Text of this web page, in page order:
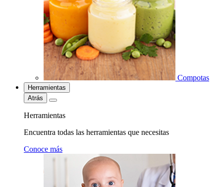
Compotas
Herramientas
Atrás
Herramientas
Encuentra todas las herramientas que necesitas
Conoce más